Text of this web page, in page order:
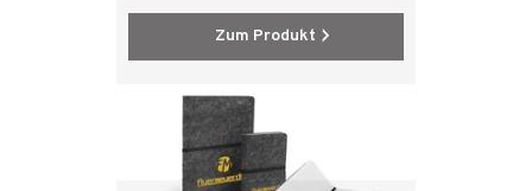
Zum Produkt